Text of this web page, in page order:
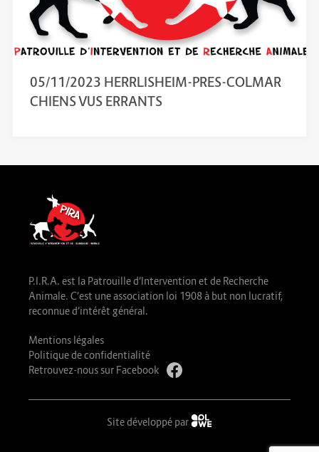
05/11/2023 HERRLISHEIM-PRES-COLMAR
CHIENS VUS ERRANTS
P.I.R.A. est la Patrouille d’Intervention et de Recherche
Animale. C’est une association loi 1908 à but non lucratif,
reconnue d’intérêt général.
Mentions légales
Politique de confidentialité
Retrouvez-nous sur Facebook
Site développé par